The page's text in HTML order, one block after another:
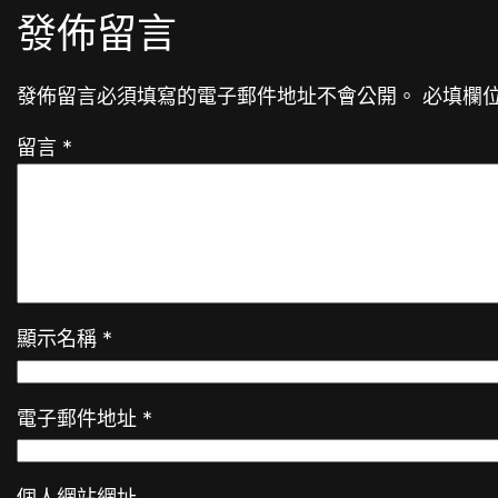
發佈留言
發佈留言必須填寫的電子郵件地址不會公開。 必填欄
留言 *
顯示名稱 *
電子郵件地址 *